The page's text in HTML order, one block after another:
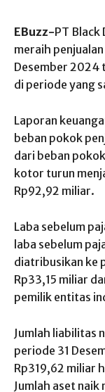
EBuzz-PT Black
meraih
Desember 2024
di periode yang
Laporan
beban pokok
dari beban
kotor turun
Rp92,92 miliar.
Laba sebelum
laba sebelum
diatribusikan ke
Rp33,15 miliar
pemilik entitas
Jumlah liabilitas
periode 31
Rp319,62 miliar
Jumlah aset